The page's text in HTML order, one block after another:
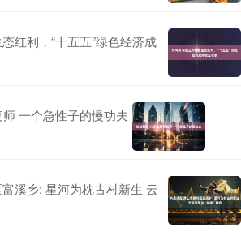
红利，“十五五”绿色经济成
一个急性子的慢功夫
溪乡: 星河为枕古村新生 云